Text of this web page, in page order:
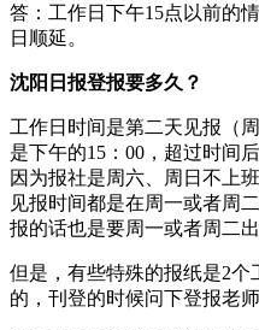
答：工作日下午15点以前的
日顺延。
沈阳日报登报要多久？
工作日时间是第二天见报（
是下午的15：00，超过时间
因为报社是周六、周日不上
见报时间都是在周一或者周
报的话也是要周一或者周二出
但是，有些特殊的报纸是2
的，刊登的时候问下登报老